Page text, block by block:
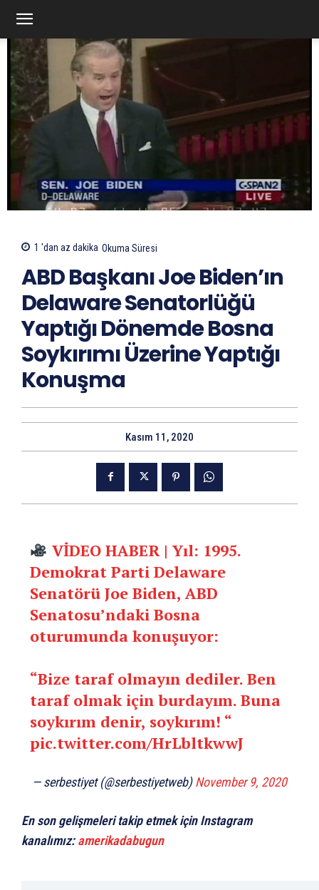
1 'dan az dakika Okuma Süresi
ABD Başkanı Joe Biden’ın
Delaware Senatorlüğü
Yaptığı Dönemde Bosna
Soykırımı Üzerine Yaptığı
Konuşma
Kasım 11, 2020
VİDEO HABER | Yıl: 1995.
Demokrat Parti Delaware
Senatörü Joe Biden, ABD
Senatosu’ndaki Bosna
oturumunda konuşuyor:
“Bize taraf olmayın dediler. Ben
taraf olmak için burdayım. Buna
soykırım denir, soykırım! “
pic.twitter.com/HrLbltkwwJ
— serbestiyet (@serbestiyetweb)November 9, 2020
En son gelişmeleri takip etmek için Instagram
kanalımız:amerikadabugun